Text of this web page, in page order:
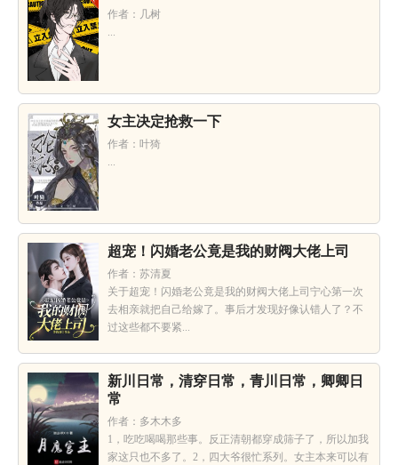
作者：几树
...
女主决定抢救一下
作者：叶猗
...
超宠！闪婚老公竟是我的财阀大佬上司
作者：苏清夏
关于超宠！闪婚老公竟是我的财阀大佬上司宁心第一次
去相亲就把自己给嫁了。事后才发现好像认错人了？不
过这些都不要紧...
新川日常，清穿日常，青川日常，卿卿日
常
作者：多木木多
1，吃吃喝喝那些事。反正清朝都穿成筛子了，所以加我
家这只也不多了。2，四大爷很忙系列。女主本来可以有